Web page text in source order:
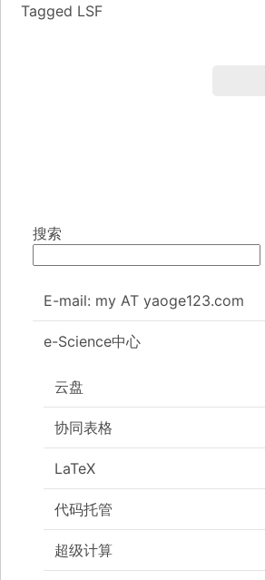
Tagged LSF
搜索
E-mail: my AT yaoge123.com
e-Science中心
云盘
协同表格
LaTeX
代码托管
超级计算